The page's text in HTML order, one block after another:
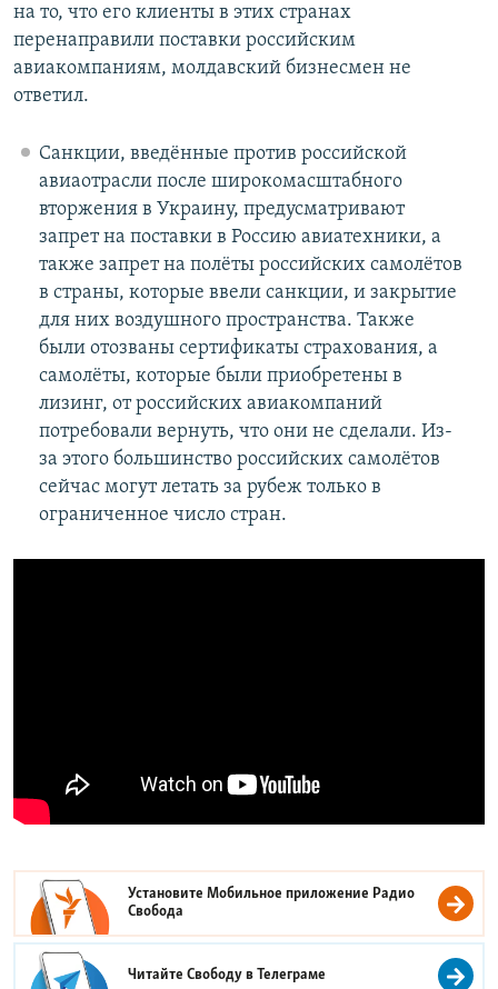
на то, что его клиенты в этих странах
перенаправили поставки российским
авиакомпаниям, молдавский бизнесмен не
ответил.
Санкции, введённые против российской
авиаотрасли после широкомасштабного
вторжения в Украину, предусматривают
запрет на поставки в Россию авиатехники, а
также запрет на полёты российских самолётов
в страны, которые ввели санкции, и закрытие
для них воздушного пространства. Также
были отозваны сертификаты страхования, а
самолёты, которые были приобретены в
лизинг, от российских авиакомпаний
потребовали вернуть, что они не сделали. Из-
за этого большинство российских самолётов
сейчас могут летать за рубеж только в
ограниченное число стран.
Установите Мобильное приложение Радио
Свобода
Читайте Свободу вТелеграме